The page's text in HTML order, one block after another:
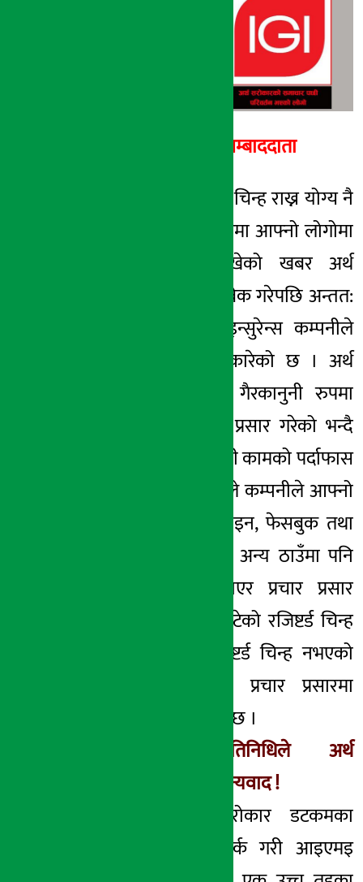
अर्थ सरोकार सम्बाददाता
काठमाडौँ- रजिस्टर्ड चिन्ह राख्न योग्य नै
नभई गैरकानुनी रुपमा आफ्नो लोगोमा
रजिष्टर्ड चिन्ह राखेको खबर अर्थ
सरोकार डटकमले ब्रेक गरेपछि अन्तत:
आइएमइ जनरल इन्सुरेन्स कम्पनीले
आफ्नो गल्ती स्वीकारेको छ । अर्थ
सरोकार डटकमले गैरकानुनी रुपमा
लोगो बनाइ प्रचार प्रसार गरेको भन्दै
कम्पनीको गैरकानुनी कामको पर्दाफास
गरेको थियो । अहिले कम्पनीले आफ्नो
वेव साइटमामात्रै होइन, फेसबुक तथा
लोगो प्रयोग भएका अन्य ठाउँमा पनि
रजिष्टर्ड चिन्ह हटाएर प्रचार प्रसार
गरिरहेको छ भने हटेको रजिष्टर्ड चिन्ह
भएको अर्थात रजिष्टर्ड चिन्ह नभएको
लोगो राखेर पुन: प्रचार प्रसारमा
कम्पनी जाने भएको छ ।
आइएमइका प्रतिनिधिले अर्थ
सरोकारलाई दिए धन्यवाद !
यसैबीच अर्थ सरोकार डटकमका
सम्पादकलाई सम्पर्क गरी आइएमइ